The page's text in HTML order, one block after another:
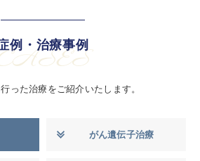
例・治療事例
った治療をご紹介いたします。
がん遺伝子治療